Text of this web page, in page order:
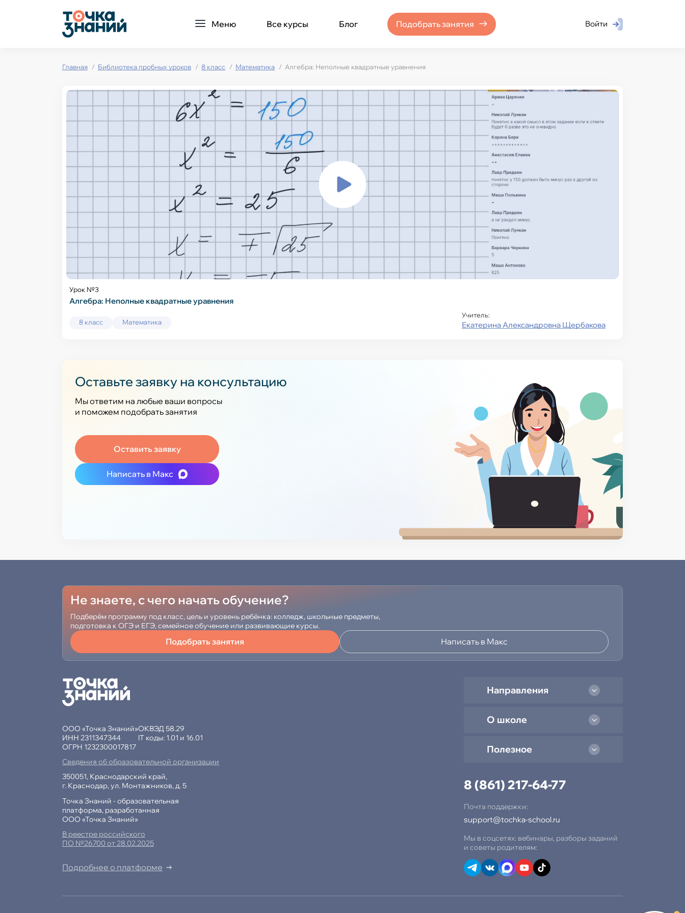
Меню Все курсы Блог Подобрать занятия Войти
Главная Библиотека пробных уроков 8 класс Математика Алгебра: Неполные квадратные уравнения
Урок №3
Алгебра: Неполные квадратные уравнения
8 класс Математика
Учитель:
Екатерина Александровна Щербакова
Оставьте заявку на консультацию
Мы ответим на любые ваши вопросы
и поможем подобрать занятия
Оставить заявку
Написать в Макс
−10% при оплате в рассрочку
Не знаете, с чего начать обучение?
Подберём программу под класс, цель и уровень ребёнка: колледж, школьные предметы,
подготовка к ОГЭ и ЕГЭ, семейное обучение или развивающие курсы.
Подобрать занятия Написать в Макс
ООО «Точка Знаний»
ИНН 2311347344
ОГРН 1232300017817
ОКВЭД 58.29
IT коды: 1.01 и 16.01
Сведения об образовательной организации
350051, Краснодарский край,
г. Краснодар, ул. Монтажников, д. 5
Точка Знаний - образовательная
платформа, разработанная
ООО «Точка Знаний»
В реестре российского
ПО №26700 от 28.02.2025
Подробнее о платформе
Направления
О школе
Полезное
8 (861) 217-64-77
Почта поддержки:
support@tochka-school.ru
Мы в соцсетях: вебинары, разборы заданий
и советы родителям: